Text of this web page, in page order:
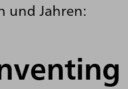
und Jahren: